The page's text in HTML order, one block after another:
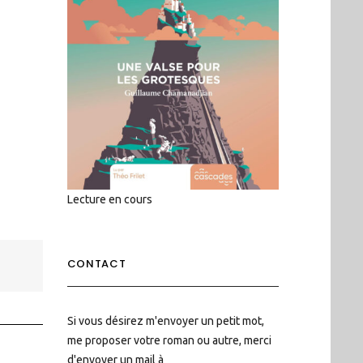
Lecture en cours
CONTACT
Si vous désirez m'envoyer un petit mot,
me proposer votre roman ou autre, merci
d'envoyer un mail à